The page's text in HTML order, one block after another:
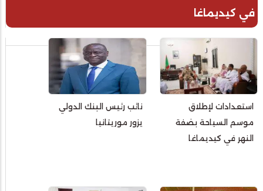
في كيديماغا
استعدادات لإطلاق
موسم السياحة بضفة
النهر في كيديماغا
نائب رئيس البنك الدولي
يزور موريتانيا